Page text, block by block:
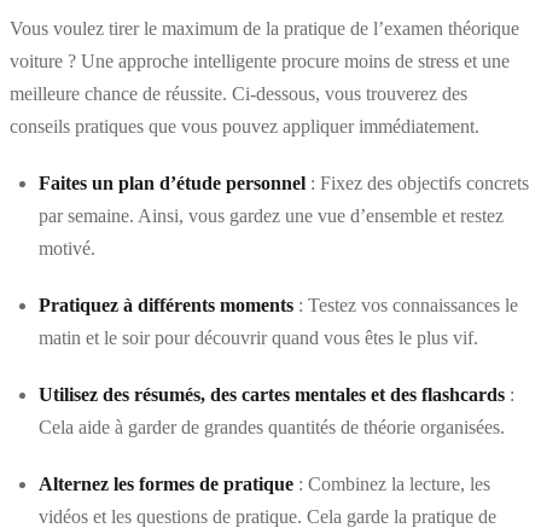
Vous voulez tirer le maximum de la pratique de l’examen théorique
voiture ? Une approche intelligente procure moins de stress et une
meilleure chance de réussite. Ci-dessous, vous trouverez des
conseils pratiques que vous pouvez appliquer immédiatement.
Faites un plan d’étude personnel : Fixez des objectifs concrets
par semaine. Ainsi, vous gardez une vue d’ensemble et restez
motivé.
Pratiquez à différents moments : Testez vos connaissances le
matin et le soir pour découvrir quand vous êtes le plus vif.
Utilisez des résumés, des cartes mentales et des flashcards :
Cela aide à garder de grandes quantités de théorie organisées.
Alternez les formes de pratique : Combinez la lecture, les
vidéos et les questions de pratique. Cela garde la pratique de